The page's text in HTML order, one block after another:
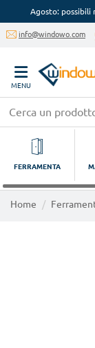
Agosto: possibili
info@windowo.com
MENU
FERRAMENTA
Home